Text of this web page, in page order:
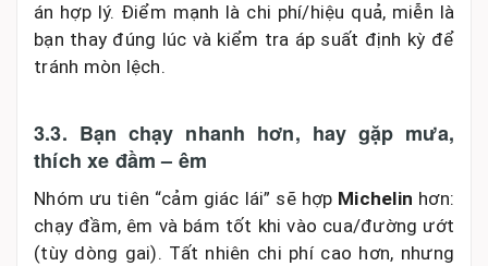
án hợp lý. Điểm mạnh là chi phí/hiệu quả, miễn là
bạn thay đúng lúc và kiểm tra áp suất định kỳ để
tránh mòn lệch.
3.3. Bạn chạy nhanh hơn, hay gặp mưa,
thích xe đầm – êm
Nhóm ưu tiên “cảm giác lái” sẽ hợp Michelin hơn:
chạy đầm, êm và bám tốt khi vào cua/đường ướt
(tùy dòng gai). Tất nhiên chi phí cao hơn, nhưng